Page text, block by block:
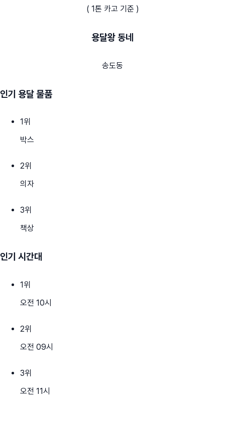
( 1톤 카고 기준 )
용달왕 동네
송도동
인기 용달 물품
1위
박스
2위
의자
3위
책상
인기 시간대
1위
오전 10시
2위
오전 09시
3위
오전 11시